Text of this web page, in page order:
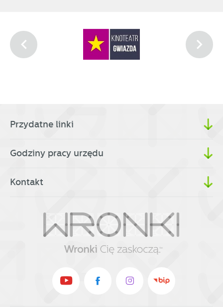
Przydatne linki
Godziny pracy urzędu
Kontakt